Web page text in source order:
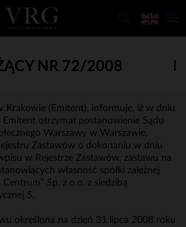
NR 72/2008
Krakowie (Emitent), informuje, iż w dniu
otrzymał postanowienie Sądu
Warszawy w Warszawie,
Zastawów o dokonaniu w dniu
w Rejestrze Zastawów, zastawu na
własność spółki zależnej
Centrum” Sp. z o.o. z siedzibą
5.
określona na dzień 31 lipca 2008 roku